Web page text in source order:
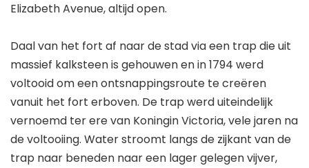
Elizabeth Avenue, altijd open.
Daal van het fort af naar de stad via een trap die uit
massief kalksteen is gehouwen en in 1794 werd
voltooid om een ontsnappingsroute te creëren
vanuit het fort erboven. De trap werd uiteindelijk
vernoemd ter ere van Koningin Victoria, vele jaren na
de voltooiing. Water stroomt langs de zijkant van de
trap naar beneden naar een lager gelegen vijver,